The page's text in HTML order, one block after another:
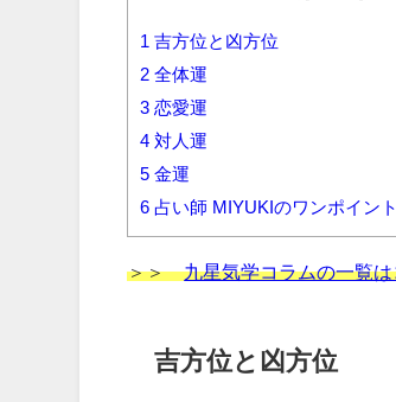
1 吉方位と凶方位
2 全体運
3 恋愛運
4 対人運
5 金運
6 占い師 MIYUKIのワンポイン
＞＞九星気学コラムの一覧
吉方位と凶方位